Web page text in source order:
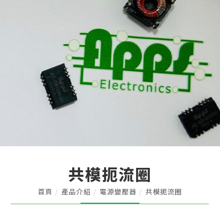
共模扼流圈
首頁 產品介紹 電源變壓器 共模扼流圈